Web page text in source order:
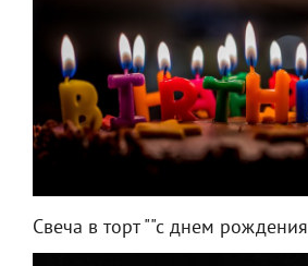
Свеча в торт ""с днем рождения